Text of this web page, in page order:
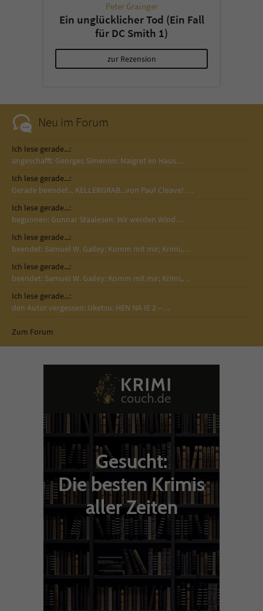
Peter Grainger
Ein unglücklicher Tod (Ein Fall
für DC Smith 1)
zur Rezension
Neu im Forum
Ich lese gerade...:
angeschafft: Georges Simenon: Maigret im Haus…
Ich lese gerade...:
Gerade beendet... KELLERGRAB...von Paul Cleave! …
Ich lese gerade...:
begonnen: Gunnar Staalesen: Wir werden Wind…
Ich lese gerade...:
beendet: Samuel W. Gailey: Komm mit mir; Krimi,…
Ich lese gerade...:
beendet: Samuel W. Gailey: Komm mit mir; Krimi,…
Ich lese gerade...:
den Autor vergessen: Uketsu: HEN NA IE 2 –…
Zum Forum
Gesucht:
Die besten Krimis
aller Zeiten